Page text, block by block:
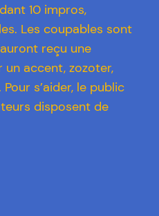
10 impros,
Les coupables sont
reçu une
accent, zozoter,
s’aider, le public
disposent de